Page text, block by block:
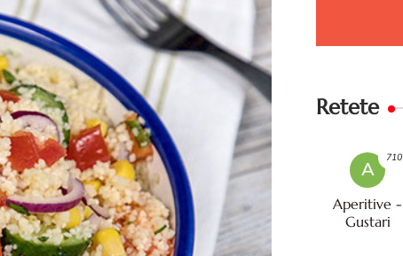
Retete
A
Aperitive -
Gustari
710